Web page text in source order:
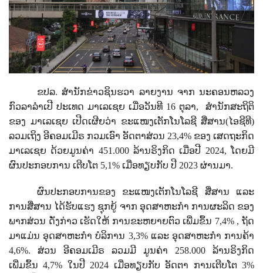
ຂປລ. ສຳນັກຂ່າວຊິນຮວາ ລາຍງານ ຈາກ ນະຄອນຫລວງ
ກົວລາລຳເປີ ປະເທດ ມາເລເຊຍ ເມື່ອວັນທີ 16 ຕຸລາ,
ສໍານັກສະຖິຕິ
ຂອງ ມາເລເຊຍ ເປີດເຜີຍວ່າ ຂະແໜງເຕັກໂນໂລຊີ ສື່ສານ(ໄອຊີທີ)
ລວມເຖິງ ອີຄອມເມີຣ ກວມເອົາ ອັດຕາສ່ວນ 23,4% ຂອງ ເສດຖະກິດ
ມາເລເຊຍ ດ້ວຍມູນຄ່າ 451.000 ລ້ານຣິງກິດ ເມື່ອປີ 2024, ໂດຍມີ
ຜົນປະກອບການ ເຕີບໂຕ 5,1% ເມື່ອທຽບກັບ ປີ 2023 ຜ່ານມາ.
ຜົນປະກອບການຂອງ ຂະແໜງເຕັກໂນໂລຊີ ສື່ສານ ແລະ
ການສື່ສານ ໄດ້ຮັບແຮງ ຊຸກຍູ້ ຈາກ ອຸດສາຫະກຳ ການຜະລິດ ຂອງ
ພາກສ່ວນ ດັ່ງກ່າວ ເຮັດໃຫ້ ການຂະຫຍາຍຕົວ ເພີ່ມຂຶ້ນ 7,4% , ຖັດ
ມາແມ່ນ ອຸດສາຫະກຳ ບໍລິການ 3,3% ແລະ ອຸດສາຫະກຳ ການຄ້າ
4,6%. ສ່ວນ ອີຄອມເມີຣ ລວມມີ ມູນຄ່າ 258.000 ລ້ານຣິງກິດ
ເພີ່ມຂຶ້ນ 4,7% ໃນປີ 2024 ເມື່ອທຽບກັບ ອັດຕາ ການເຕີບໂຕ 3%